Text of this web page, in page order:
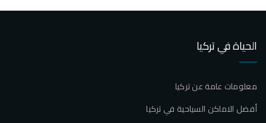
الحياة في تركيا
معلومات عامة عن تركيا
أفضل الاماكن السياحية في تركيا